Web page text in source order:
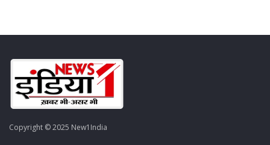
Copyright © 2025 New1India